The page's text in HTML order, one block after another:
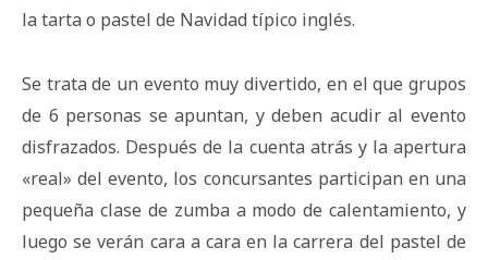
la tarta o pastel de Navidad típico inglés.
Se trata de un evento muy divertido, en el que grupos
de 6 personas se apuntan, y deben acudir al evento
disfrazados. Después de la cuenta atrás y la apertura
«real» del evento, los concursantes participan en una
pequeña clase de zumba a modo de calentamiento, y
luego se verán cara a cara en la carrera del pastel de